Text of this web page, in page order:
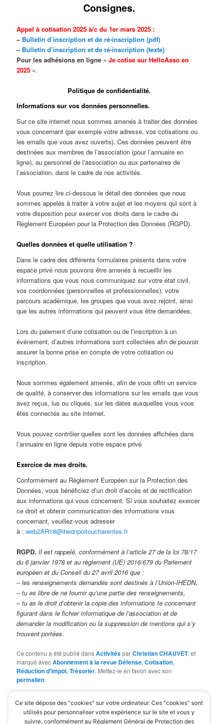
Consignes.
Appel à cotisation 2025 à/c du 1er mars 2025 :
– Bulletin d’inscription et de ré-inscription (pdf)
– Bulletin d’inscription et de ré-inscription (texte)
Pour les adhésions en ligne «Je cotise sur HelloAsso en
2025 ».
Politique de confidentialité.
Informations sur vos données personnelles.
Sur ce site internet nous sommes amenés à traiter des données
vous concernant (par exemple votre adresse, vos cotisations ou
les emails que vous avez ouverts). Ces données peuvent être
destinées aux membres de l’association (pour l’annuaire en
ligne), au personnel de l’association ou aux partenaires de
l’association, dans le cadre de nos activités.
Vous pourrez lire ci-dessous le détail des données que nous
sommes appelés à traiter à votre sujet et les moyens qui sont à
votre disposition pour exercer vos droits dans le cadre du
Règlement Européen pour la Protection des Données (RGPD).
Quelles données et quelle utilisation ?
Dans le cadre des différents formulaires présents dans votre
espace privé nous pouvons être amenés à recueillir les
informations que vous nous communiquez sur votre état civil,
vos coordonnées (personnelles et professionnelles), votre
parcours académique, les groupes que vous avez rejoint, ainsi
que les autres informations qui peuvent vous être demandées.
Lors du paiement d’une cotisation ou de l’inscription à un
événement, d’autres informations sont collectées afin de pouvoir
assurer la bonne prise en compte de votre cotisation ou
inscription.
Nous sommes également amenés, afin de vous offrir un service
de qualité, à conserver des informations sur les emails que vous
avez reçus, lus ou cliqués, sur les dates auxquelles vous vous
êtes connectés au site internet.
Vous pouvez contrôler quelles sont les données affichées dans
l’annuaire en ligne depuis votre espace privé
Exercice de mes droits.
Conformément au Règlement Européen sur la Protection des
Données, vous bénéficiez d’un droit d’accès et de rectification
aux informations qui vous concernent. Si vous souhaitez exercer
ce droit et obtenir communication des informations vous
concernant, veuillez-vous adresser
à :web2AR18@ihednpoitoucharentes.fr
RGPD. Il est rappelé, conformément à l’article 27 de la loi 78/17
du 6 janvier 1978 et au règlement (UE) 2016/679 du Parlement
européen et du Conseil du 27 avril 2016 que :
– les renseignements demandés sont destinés à l’Union-IHEDN,
– tu es libre de ne fournir qu’une partie des renseignements,
– tu as le droit d’obtenir la copie des informations te concernant
figurant dans le fichier informatique de l’association et de
demander la modification ou la suppression de mentions qui s’y
trouvent portées.
Ce contenu a été publié dansActivitésparChristian CHAUVET, et
marqué avecAbonnement à la revue Défense,Cotisation,
Réduction d'impôt,Trésorier. Mettez-le en favori avec son
permalien.
Laisser un commentaire
Ce site dépose des "cookies" sur votre ordinateur. Ces "cookies" sont
utilisés pour personnaliser votre expérience sur le site et vous y
suivre, conformément au Réglement Général de Protection des